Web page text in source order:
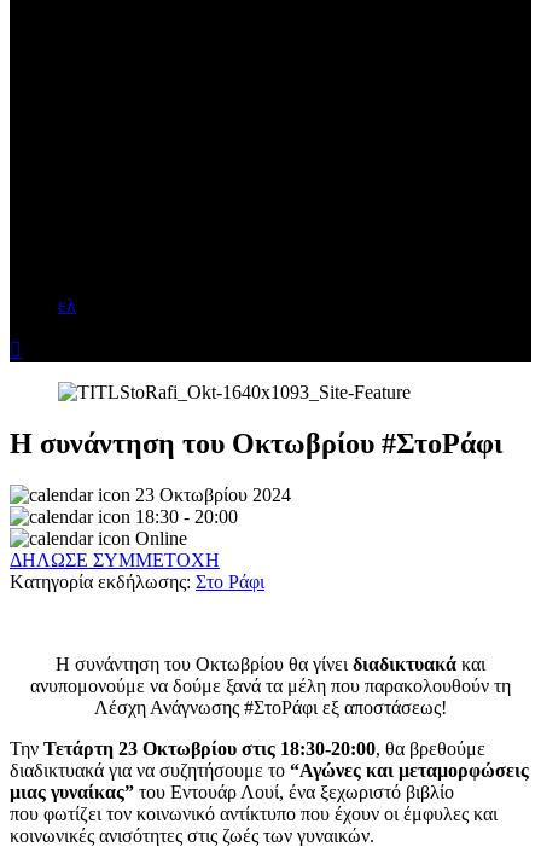
ελ

Η συνάντηση του Οκτωβρίου #ΣτοΡάφι
23 Οκτωβρίου 2024
18:30 - 20:00
Online
ΔΗΛΩΣΕ ΣΥΜΜΕΤΟΧΗ
Kατηγορία εκδήλωσης: Στο Ράφι
Η συνάντηση του Οκτωβρίου θα γίνει διαδικτυακά και
ανυπομονούμε να δούμε ξανά τα μέλη που παρακολουθούν τη
Λέσχη Ανάγνωσης #ΣτοΡάφι εξ αποστάσεως!
Την Τετάρτη 23 Οκτωβρίου στις 18:30-20:00, θα βρεθούμε
διαδικτυακά για να συζητήσουμε το “Αγώνες και μεταμορφώσεις
μιας γυναίκας” του Εντουάρ Λουί, ένα ξεχωριστό βιβλίο
που φωτίζει τον κοινωνικό αντίκτυπο που έχουν οι έμφυλες και
κοινωνικές ανισότητες στις ζωές των γυναικών.